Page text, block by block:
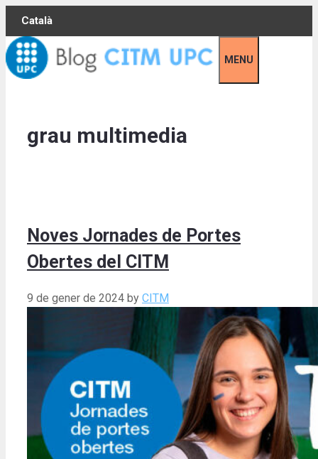
Skip
content
Català
MENU
grau multimedia
Noves Jornades de Portes
Obertes del CITM
9 de gener de 2024 by CITM